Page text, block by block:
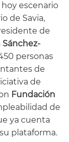
escenario
de Savia,
de
Sánchez-
personas
de
de
Fundación
de
ya cuenta
plataforma.